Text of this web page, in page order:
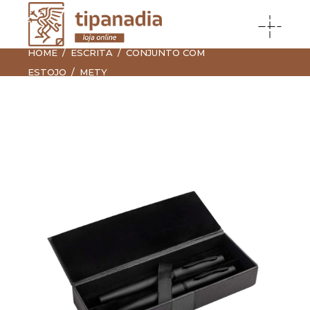
HOME ESCRITA
CONJUNTO COM
ESTOJO
METY